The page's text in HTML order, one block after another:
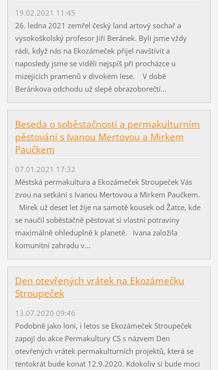
19.02.2021 11:45
26. ledna 2021 zemřel český land artový sochař a
vysokoškolský profesor Jiří Beránek. Byli jsme vždy
rádi, když nás na Ekozámeček přijel navštívit a
naposledy jsme se viděli nejspíš při procházce u
mizejících pramenů v divokém lese. V době
Beránkova odchodu už slepě obrazoborečtí...
Beseda o soběstačnosti a permakulturním
pěstování s Ivanou Mertovou a Mirkem
Paučkem
07.01.2021 17:32
Městská permakultura a Ekozámeček Stroupeček Vás
zvou na setkání s Ivanou Mertovou a Mirkem Paučkem.
Mirek už deset let žije na samotě kousek od Žatce, kde
se naučil soběstačně pěstovat si vlastní potraviny
maximálně ohleduplně k planetě. Ivana založila
komunitní zahradu v...
Den otevřených vrátek na Ekozámečku
Stroupeček
13.07.2020 09:46
Podobně jako loni, i letos se Ekozámeček Stroupeček
zapojí do akce Permakultury CS s názvem Den
otevřených vrátek permakulturních projektů, která se
tentokrát bude konat 12.9.2020. Kdokoliv si bude moci